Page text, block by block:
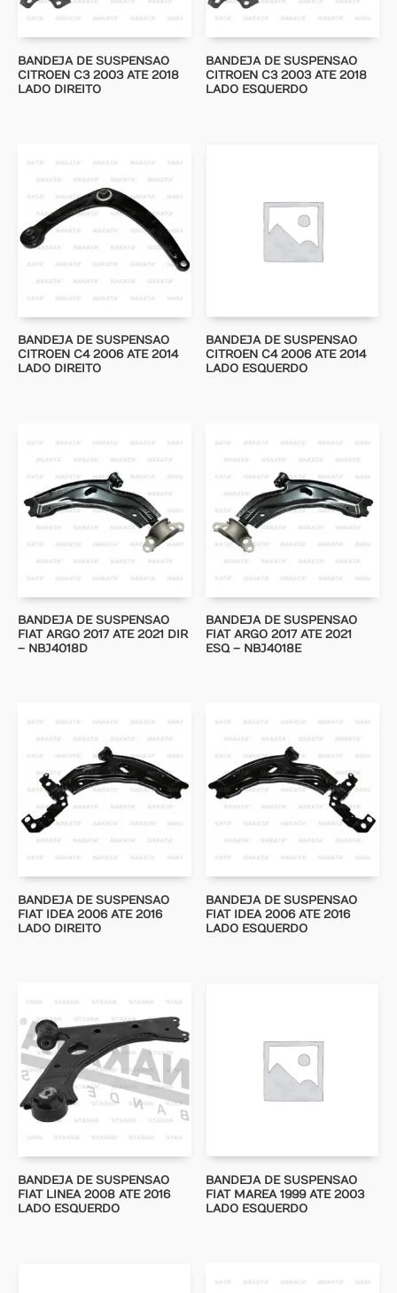
BANDEJA DE SUSPENSAO
CITROEN C3 2003 ATE 2018
LADO DIREITO
BANDEJA DE SUSPENSAO
CITROEN C3 2003 ATE 2018
LADO ESQUERDO
BANDEJA DE SUSPENSAO
CITROEN C4 2006 ATE 2014
LADO DIREITO
BANDEJA DE SUSPENSAO
CITROEN C4 2006 ATE 2014
LADO ESQUERDO
BANDEJA DE SUSPENSAO
FIAT ARGO 2017 ATE 2021 DIR
– NBJ4018D
BANDEJA DE SUSPENSAO
FIAT ARGO 2017 ATE 2021
ESQ – NBJ4018E
BANDEJA DE SUSPENSAO
FIAT IDEA 2006 ATE 2016
LADO DIREITO
BANDEJA DE SUSPENSAO
FIAT IDEA 2006 ATE 2016
LADO ESQUERDO
BANDEJA DE SUSPENSAO
FIAT LINEA 2008 ATE 2016
LADO ESQUERDO
BANDEJA DE SUSPENSAO
FIAT MAREA 1999 ATE 2003
LADO ESQUERDO